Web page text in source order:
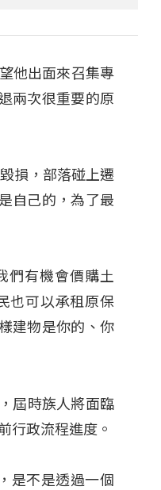
他出面來召集專
兩次很重要的原
損，部落碰上遷
自己的，為了最
們有機會價購土
也可以承租原保
建物是你的、你
屆時族人將面臨
行政流程進度。
是不是透過一個